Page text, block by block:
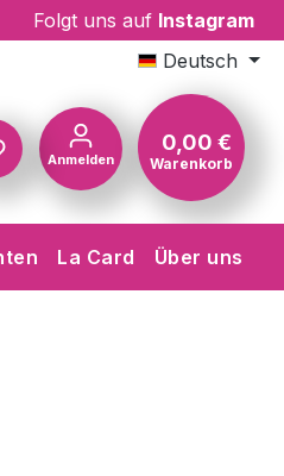
Folgt uns auf Instagram
Deutsch
Anmelden
0,00 €
Warenkorb
La Card Über uns